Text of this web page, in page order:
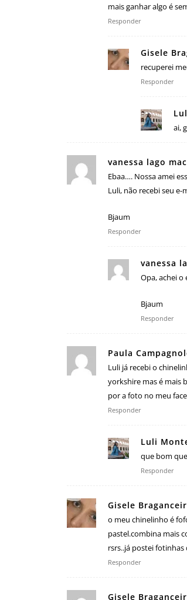
mais ganhar algo é
Responder
Gisele
recuperei
Responder
ai,
vanessa lago
Ebaa…. Nossa amei
Luli, não recebi seu e-
Bjaum
Responder
vanessa
Opa, achei o
Bjaum
Responder
Paula
Luli já recebi o
yorkshire mas é mais
por a foto no meu
Responder
Luli
que bom
Responder
Gisele
o meu chinelinho é
pastel.combina mais
rsrs..já postei fotinhas
Responder
Gisele